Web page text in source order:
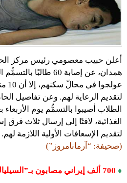
أعلن حبيب معصومي رئيس مركز
همدان، عن إصابة 60
لتقديم الرعاية لهم. وعن تفاصيل
الطلاب أصيبوا بالتسمُّم يوم الأربعاء
الغذائية، لافتًا إلى إرسال ثلاث
لتقديم الإسعافات الأولية اللازمة لهم.
(صحيفة: “آرمانامروز”)
♦ 700 ألف إيراني مصابون بـ”السيلياك”